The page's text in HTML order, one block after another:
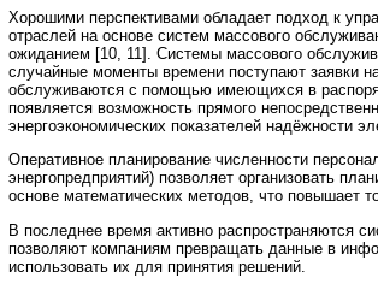
Хорошими перспективами обладает подход к
отраслей на основе систем массового
ожиданием [10, 11]. Системы массового
случайные моменты времени поступают заявки
обслуживаются с помощью имеющихся в
появляется возможность прямого
энергоэкономических показателей надёжности
Оперативное планирование численности
энергопредприятий) позволяет организовать
основе математических методов, что повышает
В последнее время активно распространяются
позволяют компаниям превращать данные в
использовать их для принятия решений.